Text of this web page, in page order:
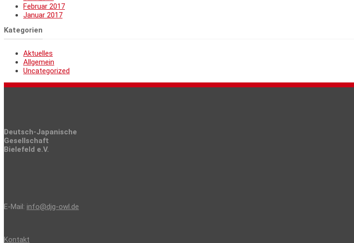
Februar 2017
Januar 2017
Kategorien
Aktuelles
Allgemein
Uncategorized
Deutsch-Japanische
Gesellschaft
Bielefeld e.V.
E-Mail: info@djg-owl.de
Kontakt